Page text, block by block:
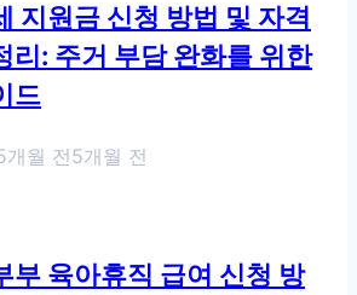
지원금 신청 방법 및 자격
리: 주거 부담 완화를 위한
드
개월 전5개월 전
부 육아휴직 급여 신청 방